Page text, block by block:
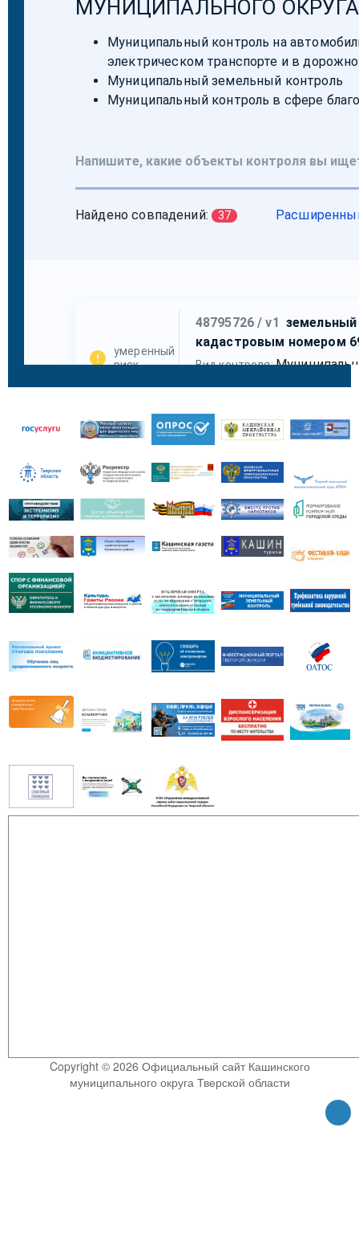
Copyright © 2026 Официальный сайт Кашинского
муниципального округа Тверской области